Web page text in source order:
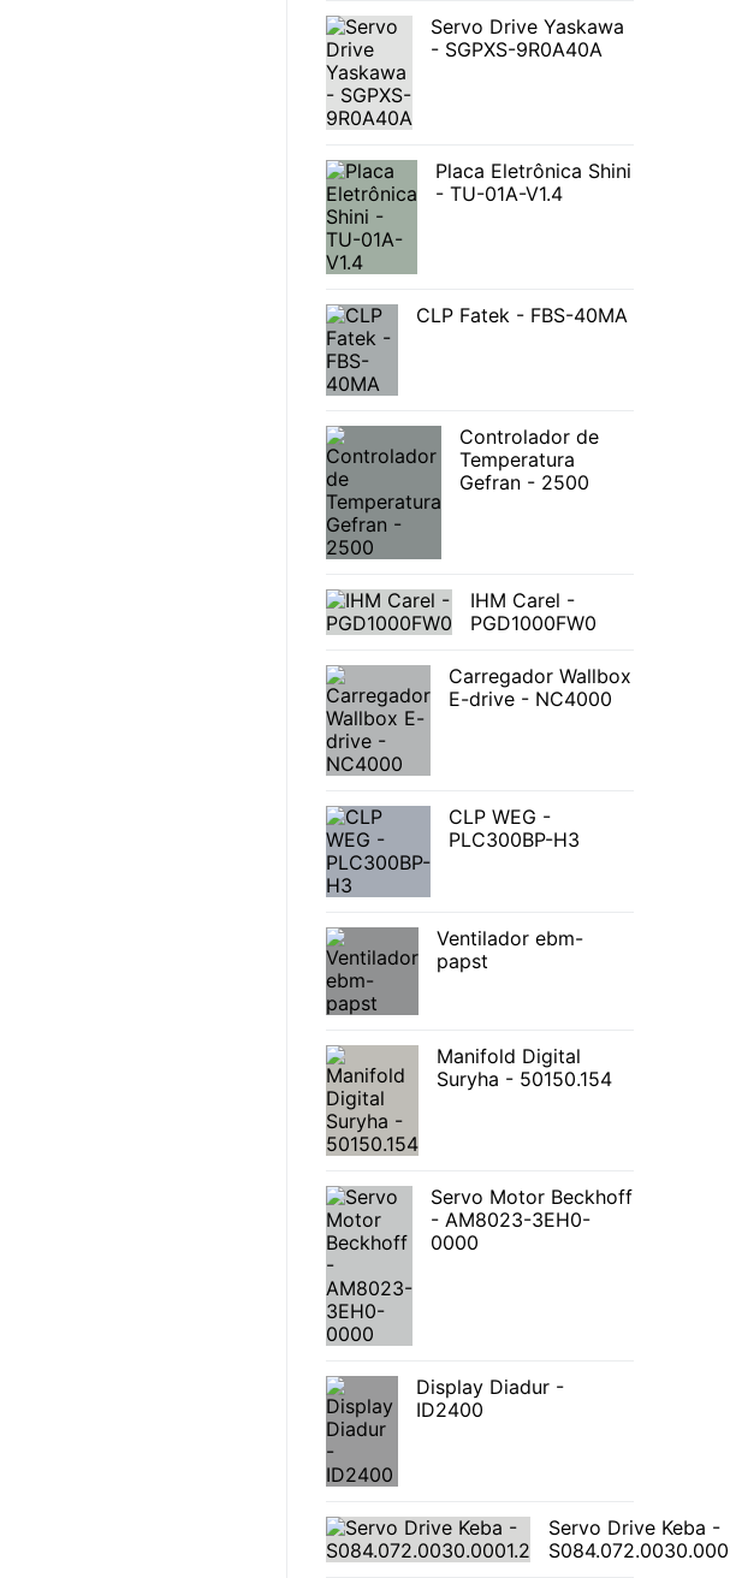
Servo Drive Yaskawa
- SGPXS-9R0A40A
Placa Eletrônica Shini
- TU-01A-V1.4
CLP Fatek - FBS-40MA
Controlador de
Temperatura
Gefran - 2500
IHM Carel -
PGD1000FW0
Carregador Wallbox
E-drive - NC4000
CLP WEG -
PLC300BP-H3
Ventilador ebm-
papst
Manifold Digital
Suryha - 50150.154
Servo Motor Beckhoff
- AM8023-3EH0-
0000
Display Diadur -
ID2400
Servo Drive Keba -